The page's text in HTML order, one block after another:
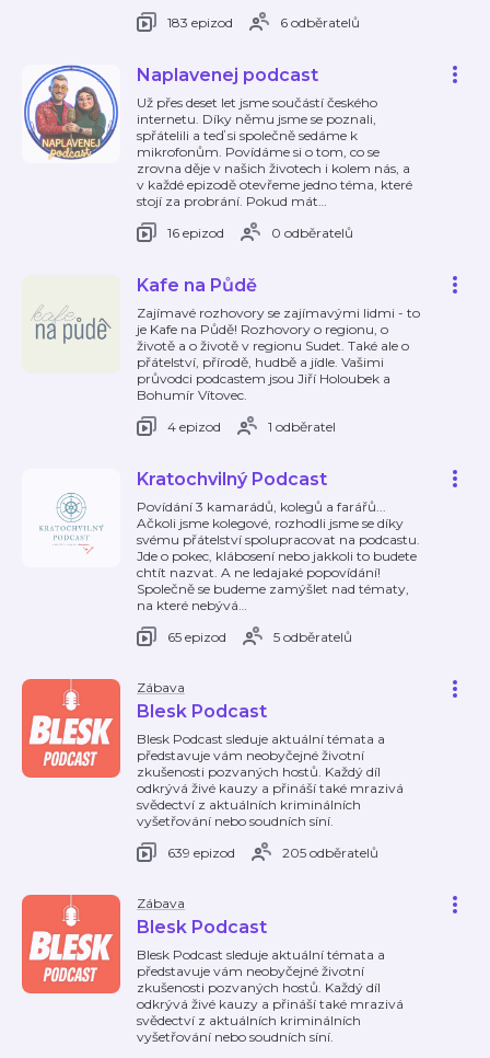
183 epizod
6 odběratelů
Naplavenej podcast
Už přes deset let jsme součástí českého
internetu. Díky němu jsme se poznali,
spřátelili a teď si společně sedáme k
mikrofonům. Povídáme si o tom, co se
zrovna děje v našich životech i kolem nás, a
v každé epizodě otevřeme jedno téma, které
stojí za probrání. Pokud mát…
16 epizod
0 odběratelů
Kafe na Půdě
Zajímavé rozhovory se zajímavými lidmi - to
je Kafe na Půdě! Rozhovory o regionu, o
životě a o životě v regionu Sudet. Také ale o
přátelství, přírodě, hudbě a jídle. Vašimi
průvodci podcastem jsou Jiří Holoubek a
Bohumír Vítovec.
4 epizod
1 odběratel
Kratochvilný Podcast
Povídání 3 kamarádů, kolegů a farářů...
Ačkoli jsme kolegové, rozhodli jsme se díky
svému přátelství spolupracovat na podcastu.
Jde o pokec, klábosení nebo jakkoli to budete
chtít nazvat. A ne ledajaké popovídání!
Společně se budeme zamýšlet nad tématy,
na které nebývá…
65 epizod
5 odběratelů
Zábava
Blesk Podcast
Blesk Podcast sleduje aktuální témata a
představuje vám neobyčejné životní
zkušenosti pozvaných hostů. Každý díl
odkrývá živé kauzy a přináší také mrazivá
svědectví z aktuálních kriminálních
vyšetřování nebo soudních síní.
639 epizod
205 odběratelů
Zábava
Blesk Podcast
Blesk Podcast sleduje aktuální témata a
představuje vám neobyčejné životní
zkušenosti pozvaných hostů. Každý díl
odkrývá živé kauzy a přináší také mrazivá
svědectví z aktuálních kriminálních
vyšetřování nebo soudních síní.